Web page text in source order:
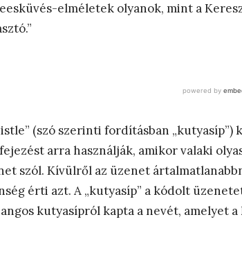
elméletek olyanok, mint a
(szó szerinti fordításban „kutyasíp”)
arra használják, amikor valaki
szól. Kívülről az üzenet
érti azt. A „kutyasíp” a kódolt
kutyasípról kapta a nevét, amelyet